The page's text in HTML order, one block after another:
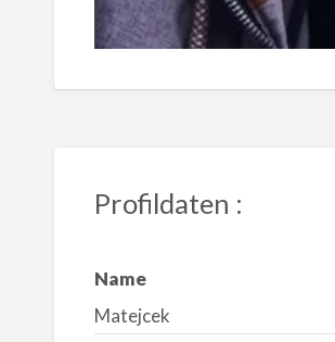
Profildaten :
Name
Matejcek